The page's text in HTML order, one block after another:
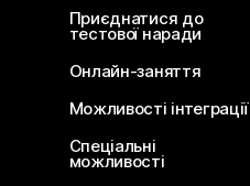
Приєднатися до
тестової наради
Онлайн-заняття
Можливості інтеграції
Спеціальні
можливості